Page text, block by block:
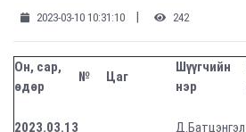
2023-03-10 10:31:10 | 242
Он, сар,
өдөр
№ Цаг
Шүүгчийн
нэр
2023.03.13 Д.Батцэнгэл